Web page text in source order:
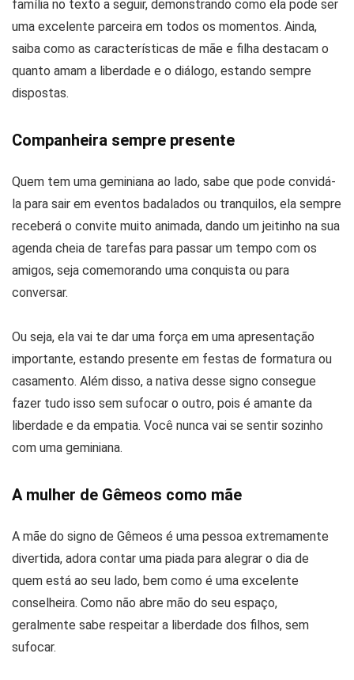
família no texto a seguir, demonstrando como ela pode ser
uma excelente parceira em todos os momentos. Ainda,
saiba como as características de mãe e filha destacam o
quanto amam a liberdade e o diálogo, estando sempre
dispostas.
Companheira sempre presente
Quem tem uma geminiana ao lado, sabe que pode convidá-
la para sair em eventos badalados ou tranquilos, ela sempre
receberá o convite muito animada, dando um jeitinho na sua
agenda cheia de tarefas para passar um tempo com os
amigos, seja comemorando uma conquista ou para
conversar.
Ou seja, ela vai te dar uma força em uma apresentação
importante, estando presente em festas de formatura ou
casamento. Além disso, a nativa desse signo consegue
fazer tudo isso sem sufocar o outro, pois é amante da
liberdade e da empatia. Você nunca vai se sentir sozinho
com uma geminiana.
A mulher de Gêmeos como mãe
A mãe do signo de Gêmeos é uma pessoa extremamente
divertida, adora contar uma piada para alegrar o dia de
quem está ao seu lado, bem como é uma excelente
conselheira. Como não abre mão do seu espaço,
geralmente sabe respeitar a liberdade dos filhos, sem
sufocar.